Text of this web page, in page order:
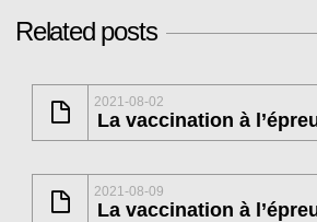
Related posts
2021-08-02
2021-08-09